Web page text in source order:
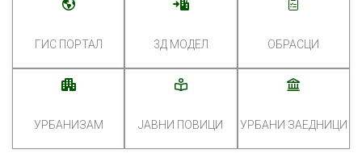
ГИС ПОРТАЛ 3Д МОДЕЛ ОБРАСЦИ
УРБАНИЗАМ ЈАВНИ ПОВИЦИ УРБАНИ ЗАЕДНИЦИ